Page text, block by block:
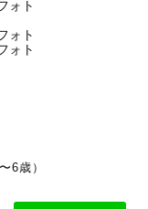
6歳）